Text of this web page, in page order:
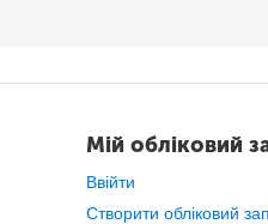
Мій обліковий
Ввійти
Створити обліковий